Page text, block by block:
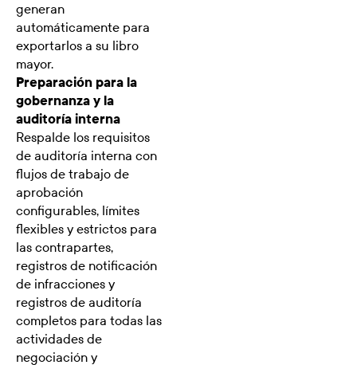
generan
automáticamente para
exportarlos a su libro
mayor.
Preparación para la
gobernanza y la
auditoría interna
Respalde los requisitos
de auditoría interna con
flujos de trabajo de
aprobación
configurables, límites
flexibles y estrictos para
las contrapartes,
registros de notificación
de infracciones y
registros de auditoría
completos para todas las
actividades de
negociación y